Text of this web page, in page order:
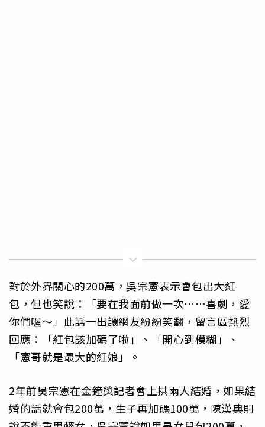
對於外界關心的200萬，吳宗憲表示會包出大紅
包，但也笑說：「要在我面前做一次……喜劇，愛
你們喔～」此話一出讓網友紛紛笑翻，留言區熱烈
回應：「紅包該加碼了啦」、「開心到模糊」、
「憲哥就是最大的紅娘」。
2年前吳宗憲在金鐘獎記者會上拱兩人結婚，如果結
婚的話就會包200萬，生子再加碼100萬，陳漢典則